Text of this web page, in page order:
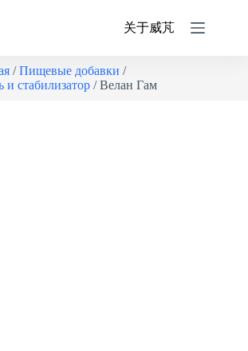
关于威芃
/Пищевые добавки /
и стабилизатор / Велан Гам